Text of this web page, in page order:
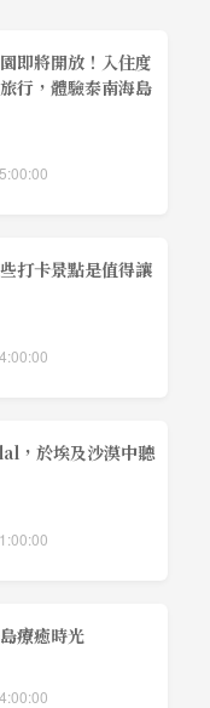
即將開放！入住度
行，體驗泰南海島
打卡景點是值得讓
於埃及沙漠中聽
療癒時光